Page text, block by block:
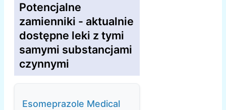
Potencjalne
zamienniki - aktualnie
dostępne leki z tymi
samymi substancjami
czynnymi
Esomeprazole Medical